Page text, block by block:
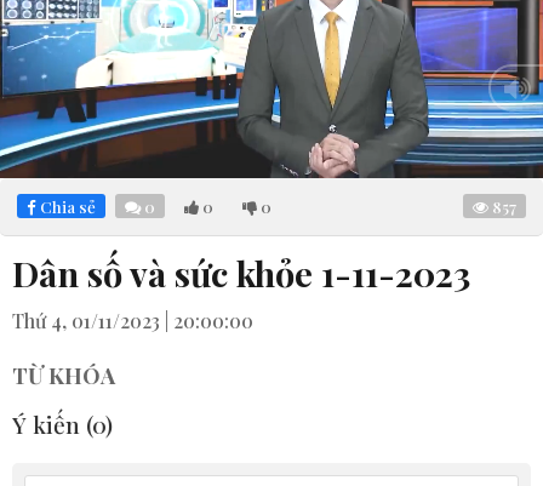
Mute Loaded
5.82%
Chia sẻ 0 0 0 857
Dân số và sức khỏe 1-11-2023
Thứ 4, 01/11/2023 | 20:00:00
TỪ KHÓA
Ý kiến (0)